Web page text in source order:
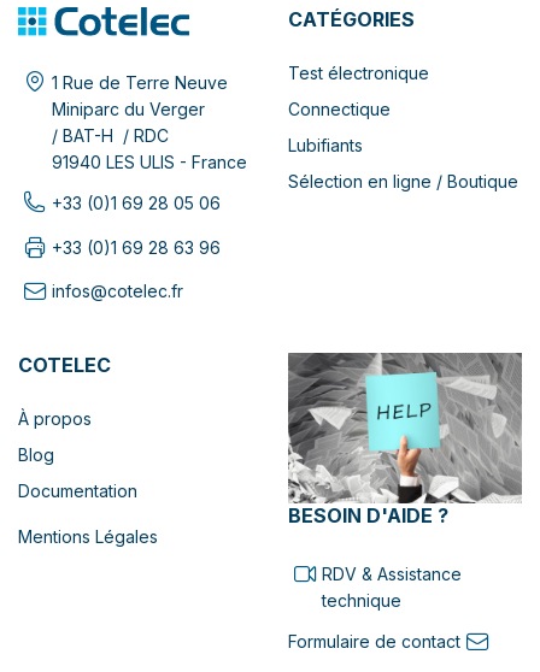
1 Rue de Terre Neuve
Miniparc du Verger
/ BAT-H / RDC
91940 LES ULIS - France
+33 (0)1 69 28 05 06
+33 (0)1 69 28 63 96
infos@cotelec.fr
CATÉGORIES
Test électronique
Connectique
Lubifiants
Sélection en ligne / Boutique
COTELEC
À propos
Blog
Documentation
Mentions Légales
BESOIN D'AIDE ?
RDV & Assistance
technique
Formulaire de contact